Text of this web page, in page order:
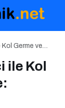
Kol Germe ve
ile Kol